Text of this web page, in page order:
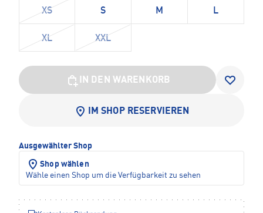
XS S M L
XL XXL
IN DEN WARENKORB
IM SHOP RESERVIEREN
Ausgewählter Shop
Shop wählen
Wähle einen Shop um die Verfügbarkeit zu sehen